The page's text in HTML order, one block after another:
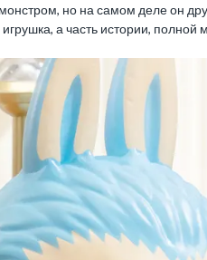
но на самом деле он
а часть истории, полной